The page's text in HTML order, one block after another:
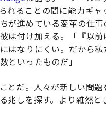
れることの間に能力ギャ
が進めている変革の仕事
は付け加える。「『以前
はなりにくい。だから私
といったものだ」
とだ。人々が新しい問題
兆しを探す。より雑然と